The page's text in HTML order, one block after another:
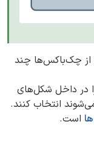
از چک‌باکس‌ها چند
در داخل شکل‌های
انتخاب کنند.
است.